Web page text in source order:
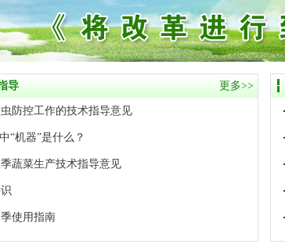
导 更多>>
防控工作的技术指导意见
“机器”是什么？
蔬菜生产技术指导意见
使用指南